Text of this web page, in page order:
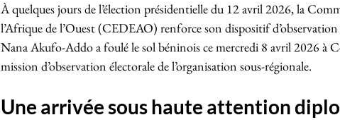
À quelques jours de l’élection présidentielle du 12 avril 2026, la
l’Afrique de l’Ouest (CEDEAO) renforce son dispositif
Nana Akufo-Addo a foulé le sol béninois ce mercredi 8 avril 2026 à
mission d’observation électorale de l’organisation sous-régionale.
Une arrivée sous haute attention